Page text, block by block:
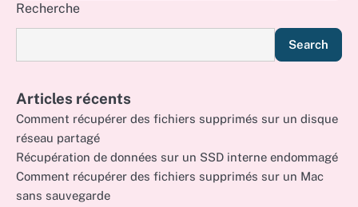
Recherche
Search
Articles récents
Comment récupérer des fichiers supprimés sur un disque
réseau partagé
Récupération de données sur un SSD interne endommagé
Comment récupérer des fichiers supprimés sur un Mac
sans sauvegarde